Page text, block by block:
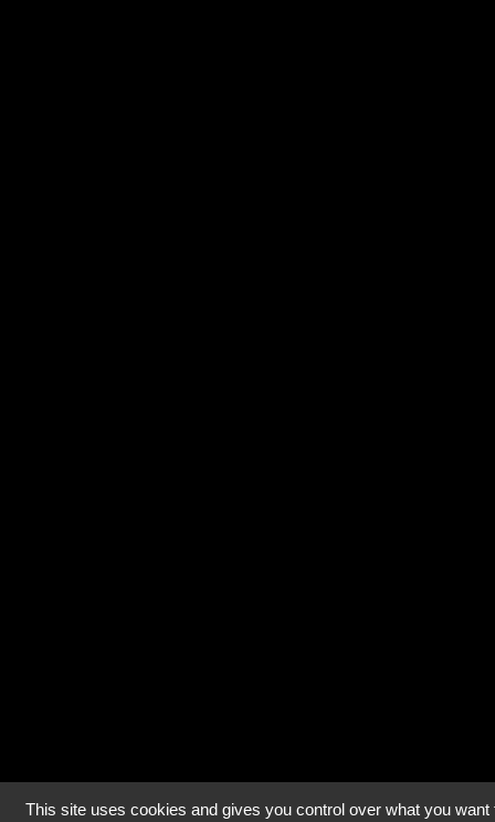
This site uses cookies and gives you control over what you want